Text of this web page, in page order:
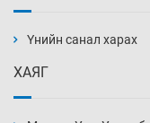
Үнийн санал харах
ХАЯГ